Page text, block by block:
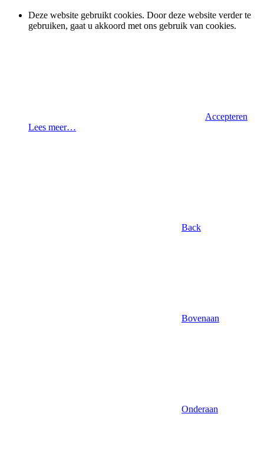
Deze website gebruikt cookies. Door deze website verder te
gebruiken, gaat u akkoord met ons gebruik van cookies.
Accepteren
Lees meer…
Back
Bovenaan
Onderaan